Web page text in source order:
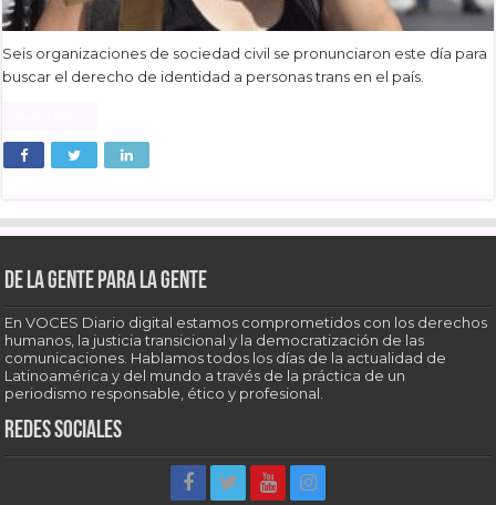
Seis organizaciones de sociedad civil se pronunciaron este día para
buscar el derecho de identidad a personas trans en el país.
De la gente para la gente
En VOCES Diario digital estamos comprometidos con los derechos
humanos, la justicia transicional y la democratización de las
comunicaciones. Hablamos todos los días de la actualidad de
Latinoamérica y del mundo a través de la práctica de un
periodismo responsable, ético y profesional.
Redes sociales